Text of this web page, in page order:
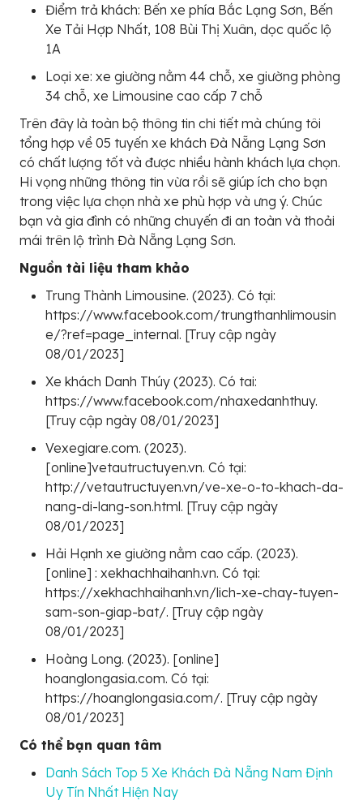
Điểm trả khách: Bến xe phía Bắc Lạng Sơn, Bến
Xe Tải Hợp Nhất, 108 Bùi Thị Xuân, dọc quốc lộ
1A
Loại xe: xe giường nằm 44 chỗ, xe giường phòng
34 chỗ, xe Limousine cao cấp 7 chỗ
Trên đây là toàn bộ thông tin chi tiết mà chúng tôi
tổng hợp về 05 tuyến xe khách Đà Nẵng Lạng Sơn
có chất lượng tốt và được nhiều hành khách lựa chọn.
Hi vọng những thông tin vừa rồi sẽ giúp ích cho bạn
trong việc lựa chọn nhà xe phù hợp và ưng ý. Chúc
bạn và gia đình có những chuyến đi an toàn và thoải
mái trên lộ trình Đà Nẵng Lạng Sơn.
Nguồn tài liệu tham khảo
Trung Thành Limousine. (2023). Có tại:
https://www.facebook.com/trungthanhlimousin
e/?ref=page_internal. [Truy cập ngày
08/01/2023]
Xe khách Danh Thúy (2023). Có tai:
https://www.facebook.com/nhaxedanhthuy.
[Truy cập ngày 08/01/2023]
Vexegiare.com. (2023).
[online]vetautructuyen.vn. Có tại:
http://vetautructuyen.vn/ve-xe-o-to-khach-da-
nang-di-lang-son.html. [Truy cập ngày
08/01/2023]
Hải Hạnh xe giường nằm cao cấp. (2023).
[online] : xekhachhaihanh.vn. Có tại:
https://xekhachhaihanh.vn/lich-xe-chay-tuyen-
sam-son-giap-bat/. [Truy cập ngày
08/01/2023]
Hoàng Long. (2023). [online]
hoanglongasia.com. Có tại:
https://hoanglongasia.com/. [Truy cập ngày
08/01/2023]
Có thể bạn quan tâm
Danh Sách Top 5 Xe Khách Đà Nẵng Nam Định
Uy Tín Nhất Hiện Nay